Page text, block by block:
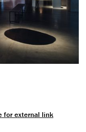
for external link